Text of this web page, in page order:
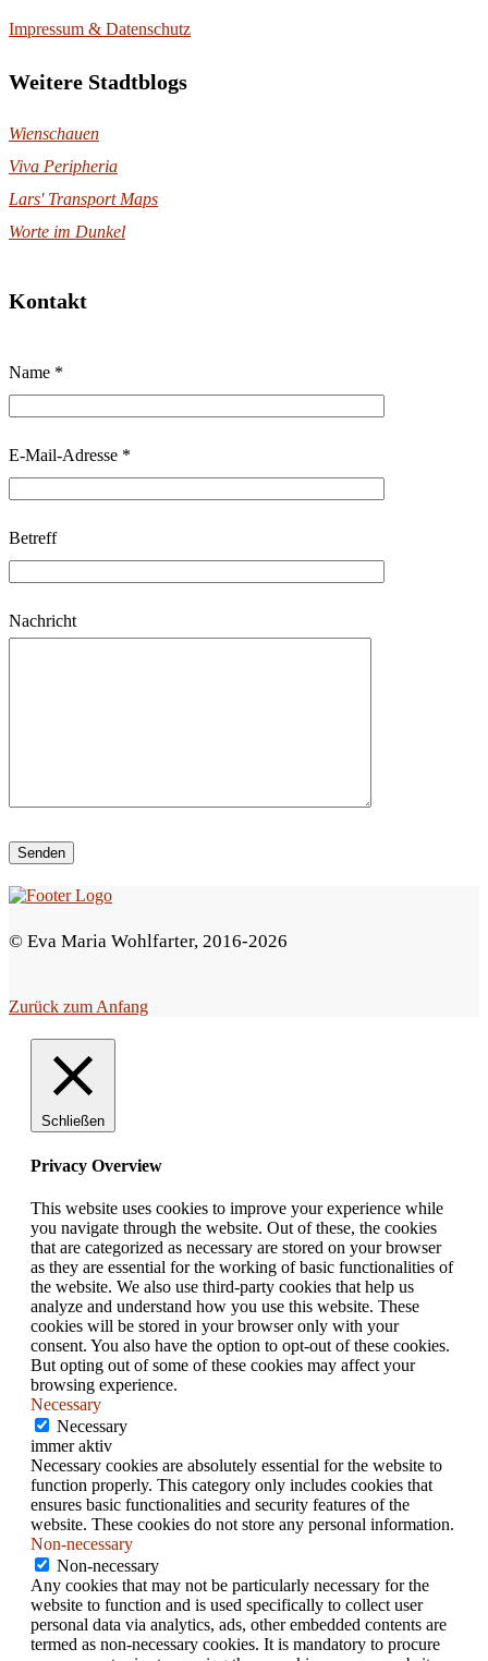
Impressum & Datenschutz
Weitere Stadtblogs
Wienschauen
Viva Peripheria
Lars' Transport Maps
Worte im Dunkel
Kontakt
t
t
e
a
s
s
e
s
e
l
l
Name *
E-Mail-Adresse *
Betreff
Nachricht
© Eva Maria Wohlfarter, 2016-2026
Zurück zum Anfang
Schließen
Privacy Overview
This website uses cookies to improve your experience while
you navigate through the website. Out of these, the cookies
that are categorized as necessary are stored on your browser
as they are essential for the working of basic functionalities of
the website. We also use third-party cookies that help us
analyze and understand how you use this website. These
cookies will be stored in your browser only with your
consent. You also have the option to opt-out of these cookies.
But opting out of some of these cookies may affect your
browsing experience.
Necessary
Necessary
immer aktiv
Necessary cookies are absolutely essential for the website to
function properly. This category only includes cookies that
ensures basic functionalities and security features of the
website. These cookies do not store any personal information.
Non-necessary
Non-necessary
Any cookies that may not be particularly necessary for the
website to function and is used specifically to collect user
personal data via analytics, ads, other embedded contents are
termed as non-necessary cookies. It is mandatory to procure